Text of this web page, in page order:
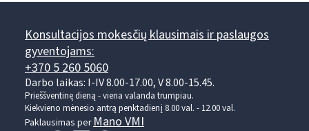
Konsultacijos mokesčių klausimais ir paslaugos
gyventojams:
+370 5 260 5060
Darbo laikas: I-IV 8.00-17.00, V 8.00-15.45.
Prieššventinę dieną - viena valanda trumpiau.
Kiekvieno mėnesio antrą penktadienį 8.00 val. - 12.00 val.
Paklausimas perMano VMI